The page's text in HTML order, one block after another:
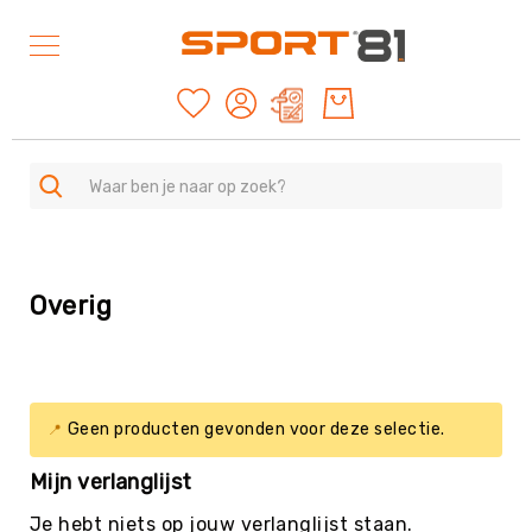
Mijn offertes
-
American
Football
&
Rugby
Archery
Overig
Geen producten gevonden voor deze selectie.
Mijn verlanglijst
Je hebt niets op jouw verlanglijst staan.